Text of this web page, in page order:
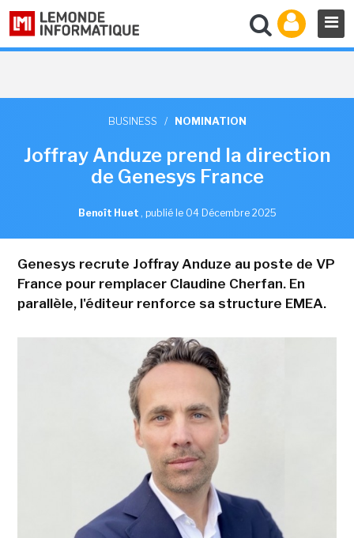
BUSINESS / NOMINATION
Joffray Anduze prend la direction
de Genesys France
Benoît Huet , publié le 04 Décembre 2025
Genesys recrute Joffray Anduze au poste de VP
France pour remplacer Claudine Cherfan. En
parallèle, l'éditeur renforce sa structure EMEA.